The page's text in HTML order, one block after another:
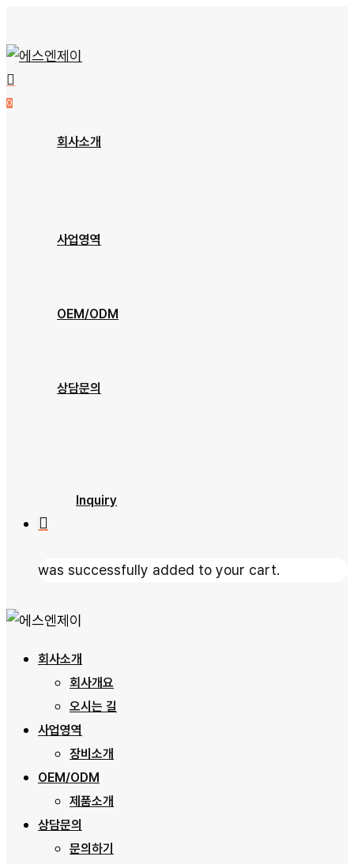
to
main
content
0
회사소개
사업영역
OEM/ODM
상담문의
Inquiry
was successfully added to your cart.
회사소개
회사개요
오시는 길
사업영역
장비소개
OEM/ODM
제품소개
상담문의
문의하기